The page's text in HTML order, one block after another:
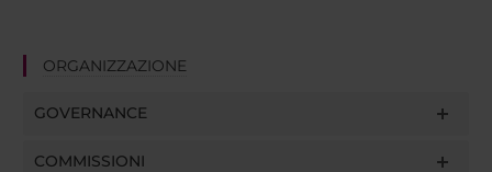
ORGANIZZAZIONE
GOVERNANCE
COMMISSIONI